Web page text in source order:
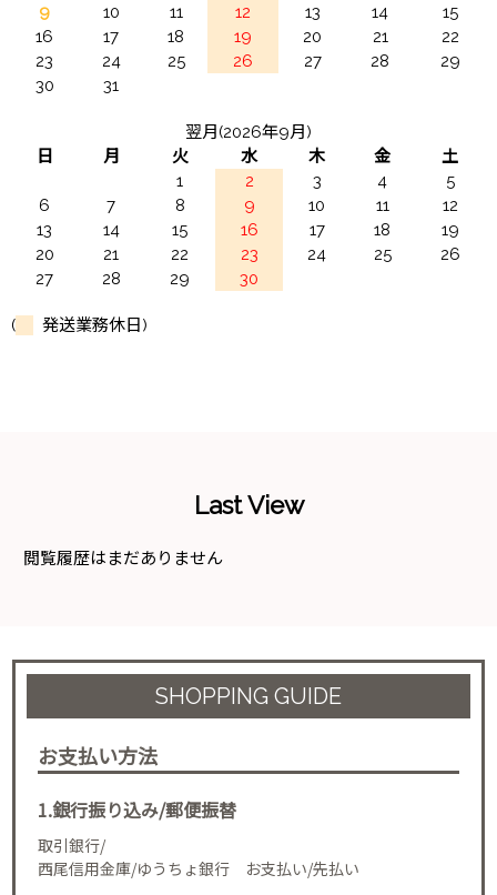
9
10 11 12 13 14
15
16
17 18 19 20 21
22
23
24 25 26 27 28
29
30
31
翌月(2026年9月)
日
月 火 水 木 金
土
1
2 3 4
5
6
7 8 9 10 11
12
13
14 15 16 17 18
19
20
21 22 23 24 25
26
27
28 29 30
( 発送業務休日)
Last View
閲覧履歴はまだありません
SHOPPING GUIDE
お支払い方法
1.銀行振り込み/郵便振替
取引銀行/
西尾信用金庫/ゆうちょ銀行 お支払い/先払い